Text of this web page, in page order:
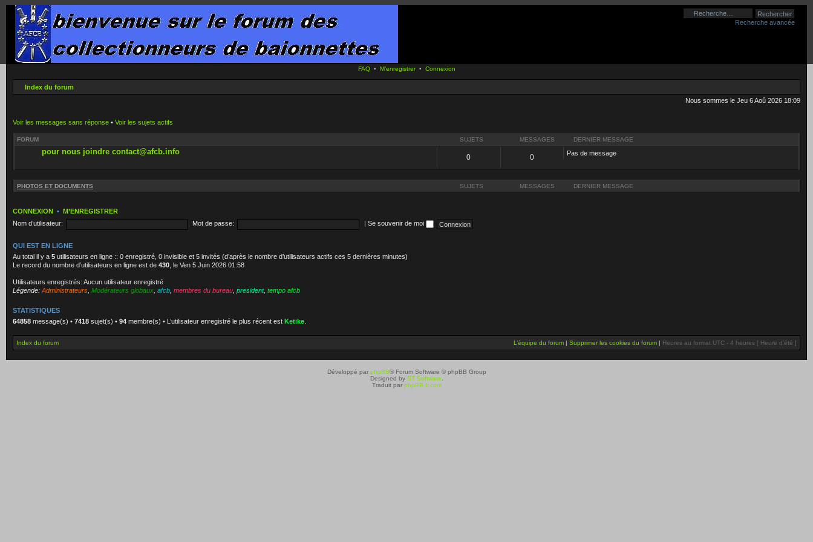
Recherche avancée
FAQ • M’enregistrer • Connexion
Index du forum
Nous sommes le Jeu 6 Aoû 2026 18:09
Voir les messages sans réponse • Voir les sujets actifs
FORUM SUJETS MESSAGES DERNIER MESSAGE
pour nous joindre contact@afcb.info
0 0 Pas de message
PHOTOS ET DOCUMENTS SUJETS MESSAGES DERNIER MESSAGE
CONNEXION • M’ENREGISTRER
Nom d’utilisateur:
Mot de passe: Se souvenir de moi
QUI EST EN LIGNE
Au total il y a 5 utilisateurs en ligne :: 0 enregistré, 0 invisible et 5 invités (d’après le nombre d’utilisateurs actifs ces 5 dernières minutes)
Le record du nombre d’utilisateurs en ligne est de 430 , le Ven 5 Juin 2026 01:58
Utilisateurs enregistrés: Aucun utilisateur enregistré
Légende: Administrateurs Modérateurs globaux afcb membres du bureau president, tempo afcb
STATISTIQUES
64858 message(s) • 7418 sujet(s) • 94 membre(s) • L’utilisateur enregistré le plus récent est Ketike
Index du forum L’équipe du forum | Supprimer les cookies du forum | Heures au format UTC - 4 heures [ Heure d’été ]
Développé par phpBB® Forum Software © phpBB Group
Designed by ST Software
Traduit par phpBB-fr.com